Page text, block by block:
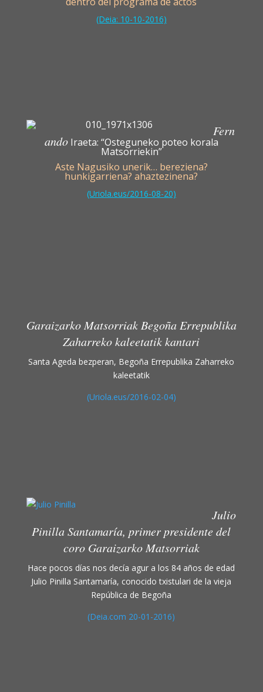
(Deia: 10-10-2016)
Fern
andoIraeta: “Osteguneko poteo korala
Matsorriekin”
Aste Nagusiko unerik… bereziena?
hunkigarriena? ahaztezinena?
(Uriola.eus/2016-08-20)
Garaizarko Matsorriak Begoña Errepublika
Zaharreko kaleetatik kantari
Santa Ageda bezperan, Begoña Errepublika Zaharreko
kaleetatik
(Uriola.eus/2016-02-04)
Julio
Pinilla Santamaría, primer presidente del
coro Garaizarko Matsorriak
Hace pocos días nos decía agur a los 84 años de edad
Julio Pinilla Santamaría, conocido txistulari de la vieja
República de Begoña
(Deia.com 20-01-2016)